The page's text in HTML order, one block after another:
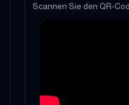
Scannen Sie den QR-